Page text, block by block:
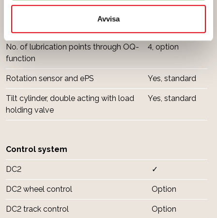
Avvisa
Standard dimension extra outlet 1”
No. of lubrication points through OQ-
function
4, option
Rotation sensor and ePS Yes, standard
Tilt cylinder, double acting with load
holding valve
Yes, standard
Control system
DC2 ✓
DC2 wheel control Option
DC2 track control Option